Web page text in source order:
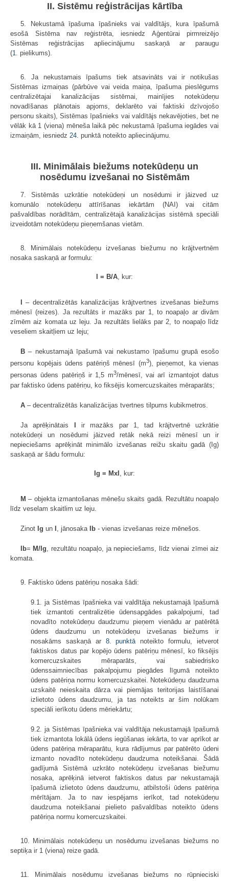
II. Sistēmu reģistrācijas kārtība
5. Nekustamā īpašuma īpašnieks vai valdītājs, kura īpašumā
esošā Sistēma nav reģistrēta, iesniedz Aģentūrai pirmreizējo
Sistēmas reģistrācijas apliecinājumu saskaņā ar paraugu
(1. pielikums).
6. Ja nekustamais īpašums tiek atsavināts vai ir notikušas
Sistēmas izmaiņas (pārbūve vai veida maiņa, īpašuma pieslēgums
centralizētajai kanalizācijas sistēmai, mainījies notekūdeņu
novadīšanas plānotais apjoms, deklarēto vai faktiski dzīvojošo
personu skaits), Sistēmas īpašnieks vai valdītājs nekavējoties, bet ne
vēlāk kā 1 (viena) mēneša laikā pēc nekustamā īpašuma iegādes vai
izmaiņām, iesniedz 24. punktā noteikto apliecinājumu.
III. Minimālais biežums notekūdeņu un
nosēdumu izvešanai no Sistēmām
7. Sistēmās uzkrātie notekūdeņi un nosēdumi ir jāizved uz
komunālo notekūdeņu attīrīšanas iekārtām (NAI) vai citām
pašvaldības norādītām, centralizētajā kanalizācijas sistēmā speciāli
izveidotām notekūdeņu pieņemšanas vietām.
8. Minimālais notekūdeņu izvešanas biežumu no krājtvertnēm
nosaka saskaņā ar formulu:
I = B/A , kur:
– decentralizētās kanalizācijas krājtvertnes izvešanas biežums
mēnesī (reizes). Ja rezultāts ir mazāks par 1, to noapaļo ar divām
zīmēm aiz komata uz leju. Ja rezultāts lielāks par 2, to noapaļo līdz
veseliem skaitļiem uz leju;
B – nekustamajā īpašumā vai nekustamo īpašumu grupā esošo
personu kopējais ūdens patēriņš mēnesī (m3), pieņemot, ka vienas
personas ūdens patēriņš ir 1,5 m3/mēnesī, vai arī izmantojot datus
par faktisko ūdens patēriņu, ko fiksējis komercuzskaites mēraparāts;
A – decentralizētās kanalizācijas tvertnes tilpums kubikmetros.
Ja aprēķinātais I ir mazāks par 1, tad krājtvertnē uzkrātie
notekūdeņi un nosēdumi jāizved retāk nekā reizi mēnesī un ir
nepieciešams aprēķināt minimālo izvešanas reižu skaitu gadā (Ig)
saskaņā ar šādu formulu:
Ig = MxI , kur:
M – objekta izmantošanas mēnešu skaits gadā. Rezultātu noapaļo
līdz veselam skaitlim uz leju.
Zinot Ig un I , jānosaka Ib - vienas izvešanas reize mēnešos.
Ib=M/Ig , rezultātu noapaļo, ja nepieciešams, līdz vienai zīmei aiz
komata.
9. Faktisko ūdens patēriņu nosaka šādi:
9.1. ja Sistēmas īpašnieka vai valdītāja nekustamajā īpašumā
tiek izmantoti centralizētie ūdensapgādes pakalpojumi, tad
novadīto notekūdeņu daudzumu pieņem vienādu ar patērētā
ūdens daudzumu un notekūdeņu izvešanas biežums ir
nosakāms saskaņā ar 8. punktā noteikto formulu, ietverot
faktiskos datus par kopējo ūdens patēriņu mēnesī, ko fiksējis
komercuzskaites mēraparāts, vai sabiedrisko
ūdenssaimniecības pakalpojumu piegādes līgumā noteikto
ūdens patēriņa normu komercuzskaitei. Notekūdeņu daudzuma
uzskaitē neieskaita dārza vai piemājas teritorijas laistīšanai
izlietoto ūdens daudzumu, ja tas noteikts ar šim nolūkam
speciāli ierīkotu ūdens mēriekārtu;
9.2. ja Sistēmas īpašnieka vai valdītāja nekustamajā īpašumā
tiek izmantota lokālā ūdens iegūšanas iekārta, to var aprīkot ar
ūdens patēriņa mēraparātu, kura rādījumus par patērēto ūdeni
izmanto novadīto notekūdeņu daudzuma noteikšanai. Šādā
gadījumā Sistēmā uzkrāto notekūdeņu izvešanas biežumu
nosaka, aprēķinā ietverot faktiskos datus par nekustamajā
īpašumā izlietoto ūdens daudzumu, atbilstoši ūdens patēriņa
mērītājam. Ja to nav iespējams ierīkot, tad notekūdeņu
daudzuma noteikšanai pielieto pašvaldības noteikto ūdens
patēriņa normu komercuzskaitei.
10. Minimālais notekūdeņu un nosēdumu izvešanas biežums no
septiķa ir 1 (viena) reize gadā.
11. Minimālais nosēdumu izvešanas biežums no rūpnieciski